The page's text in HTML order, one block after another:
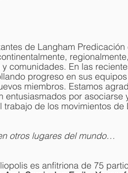
de Langham
comunidades. En las
progreso en sus
miembros. Estamos
entusiasmados por asociarse
de los movimientos
otros lugares del mundo…
es anfitriona de 75